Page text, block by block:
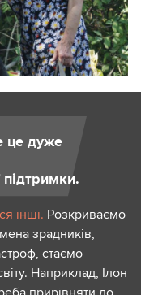
це дуже
інші. Розкриваємо
зрадників,
стаємо
Наприклад, Ілон